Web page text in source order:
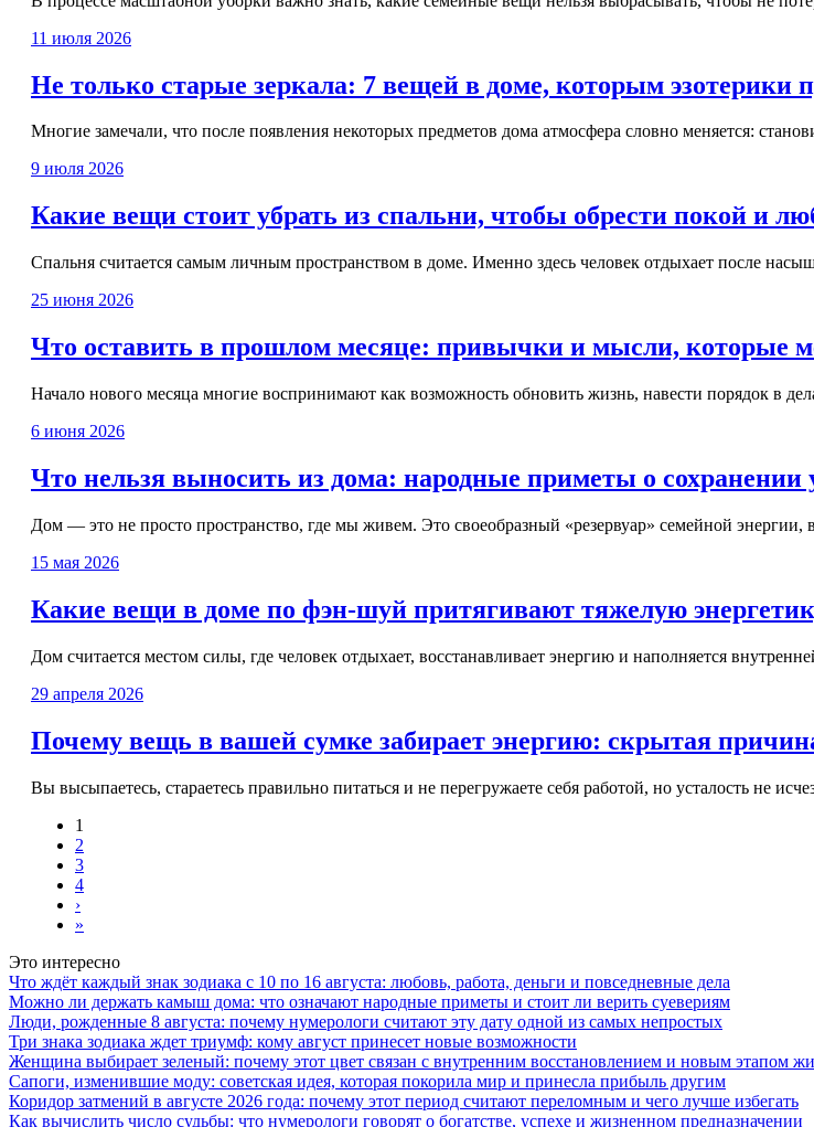
11 июля 2026
Не только старые зеркала: 7 вещей в доме, которым эзотерики
Многие замечали, что после появления некоторых предметов дома атмосфера словно меняется:
9 июля 2026
Какие вещи стоит убрать из спальни, чтобы обрести покой и
Спальня считается самым личным пространством в доме. Именно здесь человек отдыхает после
25 июня 2026
Что оставить в прошлом месяце: привычки и мысли, которые
Начало нового месяца многие воспринимают как возможность обновить жизнь, навести порядок в
6 июня 2026
Что нельзя выносить из дома: народные приметы о сохранении
Дом — это не просто пространство, где мы живем. Это своеобразный «резервуар» семейной
15 мая 2026
Какие вещи в доме по фэн-шуй притягивают тяжелую
Дом считается местом силы, где человек отдыхает, восстанавливает энергию и наполняется
29 апреля 2026
Почему вещь в вашей сумке забирает энергию: скрытая
Вы высыпаетесь, стараетесь правильно питаться и не перегружаете себя работой, но усталость не
1
2
3
4
›
»
Это интересно
Что ждёт каждый знак зодиака с 10 по 16 августа: любовь, работа, деньги и повседневные дела
Можно ли держать камыш дома: что означают народные приметы и стоит ли верить суевериям
Люди, рожденные 8 августа: почему нумерологи считают эту дату одной из самых непростых
Три знака зодиака ждет триумф: кому август принесет новые возможности
Женщина выбирает зеленый: почему этот цвет связан с внутренним восстановлением и новым этапом
Сапоги, изменившие моду: советская идея, которая покорила мир и принесла прибыль другим
Коридор затмений в августе 2026 года: почему этот период считают переломным и чего лучше избегать
Как вычислить число судьбы: что нумерологи говорят о богатстве, успехе и жизненном предназначении